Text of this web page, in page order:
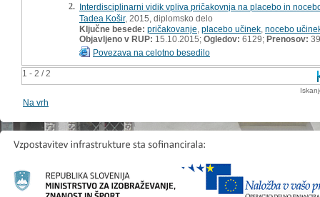
1 - 2 / 2
2. Interdisciplinarni vidik vpliva pričakovnja na placebo in
Tadea Košir, 2015, diplomsko delo
Ključne besede: pričakovanje placebo učinek nocebo
Objavljeno v RUP: 15.10.2015; Ogledov: 6129; Prenosov: 39
Povezava na celotno besedilo
Na vrh